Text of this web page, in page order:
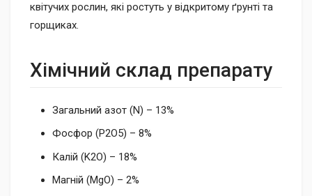
квітучих рослин, які ростуть у відкритому ґрунті та
горщиках.
Хімічний склад препарату
Загальний азот (N) – 13%
Фосфор (P2O5) – 8%
Калій (K2O) – 18%
Магній (MgO) – 2%